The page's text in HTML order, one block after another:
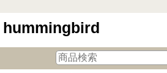
hummingbird